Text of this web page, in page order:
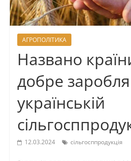
АГРОПОЛІТИКА
Названо
добре
українській
12.03.2024 сільгосппродукція